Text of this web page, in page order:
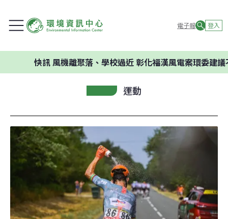
電子報 登入
快訊風機離聚落、學校過近 彰化福漢風電案環委建議不應
運動